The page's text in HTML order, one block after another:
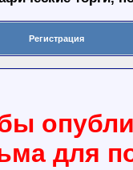
Регистрация
для